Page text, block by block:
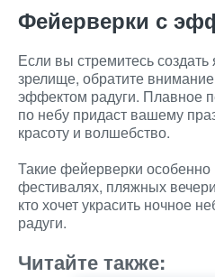
Фейерверки с
Если вы стремитесь создать
зрелище, обратите
эффектом радуги. Плавное
по небу придаст вашему
красоту и волшебство.
Такие фейерверки
фестивалях, пляжных
кто хочет украсить ночное
радуги.
Читайте также: